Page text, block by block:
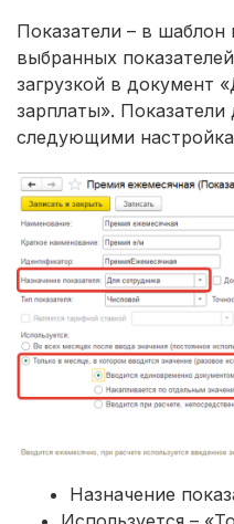
Показатели – в шаблон
выбранных
загрузкой в документ
зарплаты».
следующими
Назначение